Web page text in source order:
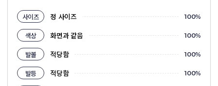
사이즈 정 사이즈 100%
색상 화면과 같음 100%
발볼 적당함 100%
발등 적당함 100%